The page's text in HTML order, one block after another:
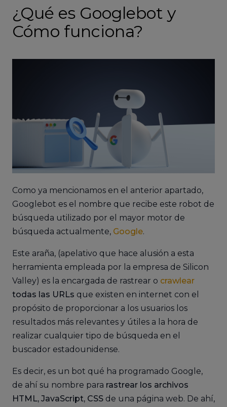
¿Qué es Googlebot y
Cómo funciona?
Como ya mencionamos en el anterior apartado,
Googlebot es el nombre que recibe este robot de
búsqueda utilizado por el mayor motor de
búsqueda actualmente, Google.
Este araña, (apelativo que hace alusión a esta
herramienta empleada por la empresa de Silicon
Valley) es la encargada de rastrear o crawlear
todas las URLs que existen en internet con el
propósito de proporcionar a los usuarios los
resultados más relevantes y útiles a la hora de
realizar cualquier tipo de búsqueda en el
buscador estadounidense.
Es decir, es un bot qué ha programado Google,
de ahí su nombre para rastrear los archivos
HTML, JavaScript, CSS de una página web. De ahí,